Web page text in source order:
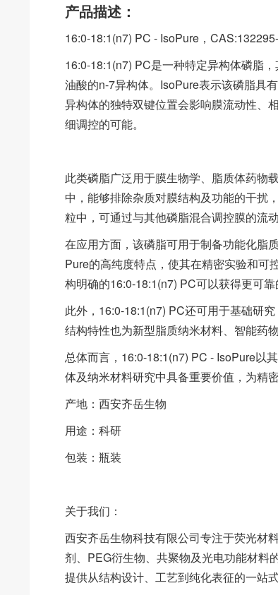
产品描述：
16:0-18:1(n7) PC - IsoPure，
16:0-18:1(n7) PC是一种特定异构体磷脂
油酸的n-7异构体。IsoPure表示该磷脂具
异构体的独特双键位置会影响膜流动性、
细调控的可能。
此类磷脂广泛用于膜生物学、脂质体药物
中，能够排除杂质对膜结构及功能的干扰
粒中，可通过与其他磷脂混合调控膜的流
在应用方面，该磷脂可用于制备功能化脂
Pure的高纯度特点，使其在精密实验和可
构明确的16:0-18:1(n7) PC可以获得更可
此外，16:0-18:1(n7) PC还可用于基础研
结构特性也为新型脂质纳米材料、智能药
总体而言，16:0-18:1(n7) PC - IsoPure以
体及纳米材料研究中具备重要价值，为精
产地：西安齐岳生物
用途：科研
包装：瓶装
关于我们：
西安齐岳生物科技有限公司专注于荧光材
剂、PEG衍生物、共聚物及光电功能材料
提供从结构设计、工艺到纯化表征的一站